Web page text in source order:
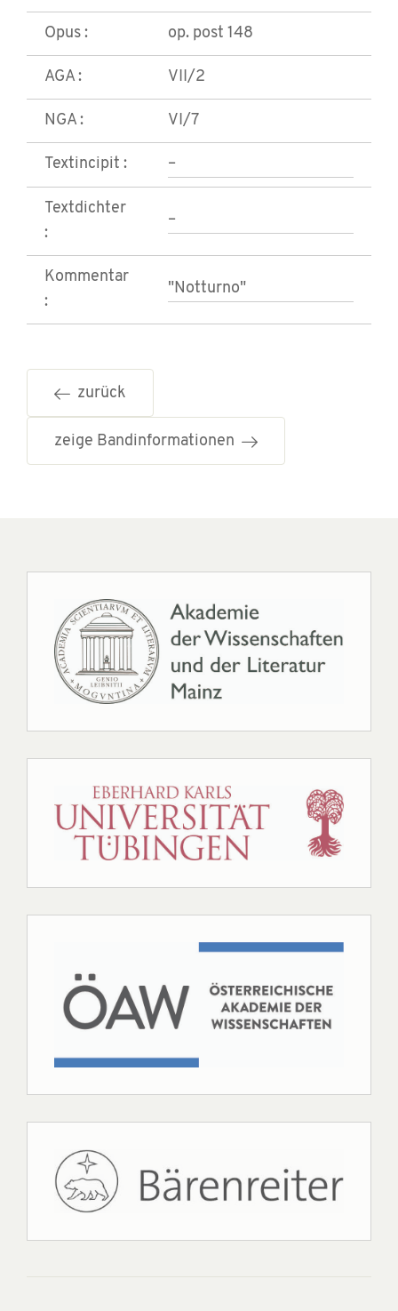
Opus : op. post 148
AGA : VII/2
NGA : VI/7
Textincipit : –
Textdichter
:
–
Kommentar
:
"Notturno"
zurück
zeige Bandinformationen